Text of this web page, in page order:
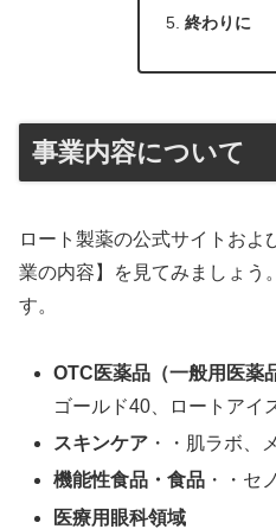
終わりに
事業内容について
ロート製薬の公式サイトお
業の内容】を見てみましょう
す。
OTC医薬品（一般用医薬
ゴールド40、ロートアイ
スキンケア ・・肌ラボ、
機能性食品・食品 ・・セ
医療用眼科領域